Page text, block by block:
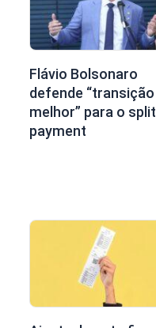
Flávio Bolsonaro
defende “transição
melhor” para o split
payment